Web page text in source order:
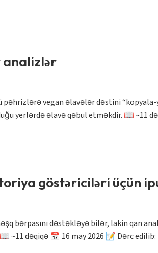
analizlər
vegan əlavələr dəstini “kopyala-
yerlərdə əlavə qəbul etməkdir. 📖 ~11
göstəriciləri üçün
bərpasını dəstəkləyə bilər, lakin qan
dəqiqə 📅 16 may 2026 📝 Dərc edilib: